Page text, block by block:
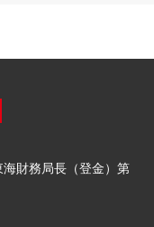
財務局長（登金）第